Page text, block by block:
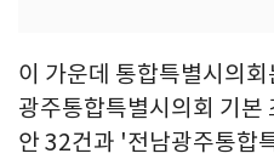
이 가운데 통합특별시의
광주통합특별시의회 기본
안 32건과 '전남광주통합